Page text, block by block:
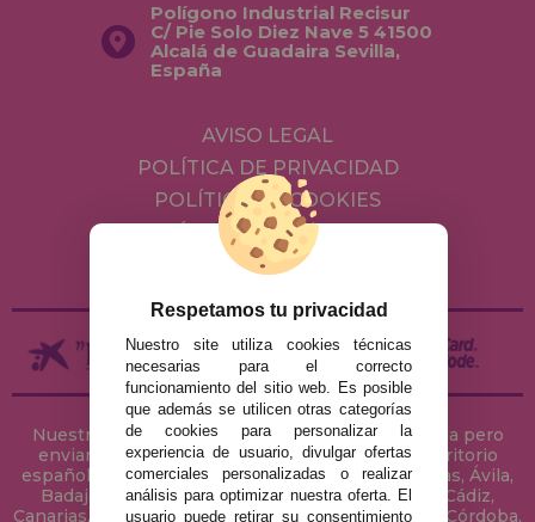
Polígono Industrial Recisur
C/ Pie Solo Diez Nave 5 41500
Alcalá de Guadaira Sevilla,
España
AVISO LEGAL
POLÍTICA DE PRIVACIDAD
POLÍTICA DE COOKIES
ENVÍOS Y DEVOLUCIONES
DEVOLUCIONES / DESISTIMIENTO
Nuestra tienda de puzzles está ubicada en Sevilla pero
enviamos tus puzzles a cualquier ciudad del territorio
español: Álava, Albacete, Alicante, Almería, Asturias, Ávila,
Badajoz, Baleares, Barcelona, Burgos, Cáceres, Cádiz,
Canarias, Cantabria, Castellón, Ceuta, Ciudad Real, Córdoba,
Respetamos tu privacidad
Nuestro site utiliza cookies técnicas
necesarias para el correcto
funcionamiento del sitio web. Es posible
que además se utilicen otras categorías
de cookies para personalizar la
experiencia de usuario, divulgar ofertas
comerciales personalizadas o realizar
análisis para optimizar nuestra oferta. El
usuario puede retirar su consentimiento